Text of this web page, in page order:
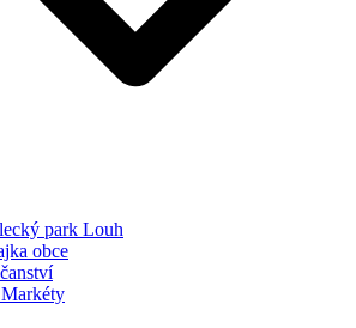
park Louh
obce
Markéty